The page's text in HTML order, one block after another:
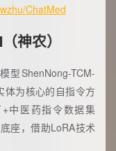
ChatMed
神农）
型ShenNong-TCM-
体为核心的自指令方
中医药指令数据集
座，借助LoRA技术